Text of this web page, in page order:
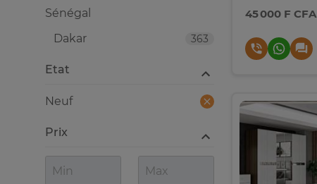
45 000 F CFA
Sénégal
363
Dakar
Etat
Neuf
Prix